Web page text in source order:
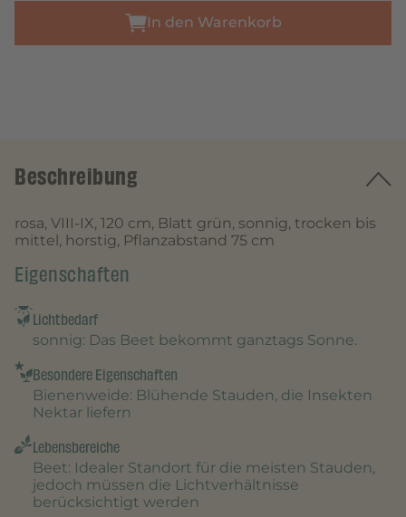
In den Warenkorb
Beschreibung
rosa, VIII-IX, 120 cm, Blatt grün, sonnig, trocken bis
mittel, horstig, Pflanzabstand 75 cm
Eigenschaften
Lichtbedarf
sonnig: Das Beet bekommt ganztags Sonne.
Besondere Eigenschaften
Bienenweide: Blühende Stauden, die Insekten
Nektar liefern
Lebensbereiche
Beet: Idealer Standort für die meisten Stauden,
jedoch müssen die Lichtverhältnisse
berücksichtigt werden